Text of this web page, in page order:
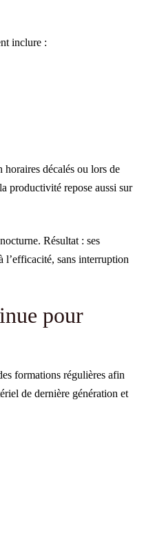
inclure :
décalés ou lors de
productivité repose aussi sur
Résultat : ses
l’efficacité, sans interruption
pour
formations régulières afin
de dernière génération et